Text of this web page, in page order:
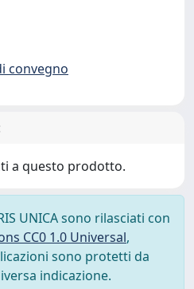
convegno
a questo prodotto.
UNICA sono rilasciati con
CC0 1.0 Universal,
sono protetti da
indicazione.